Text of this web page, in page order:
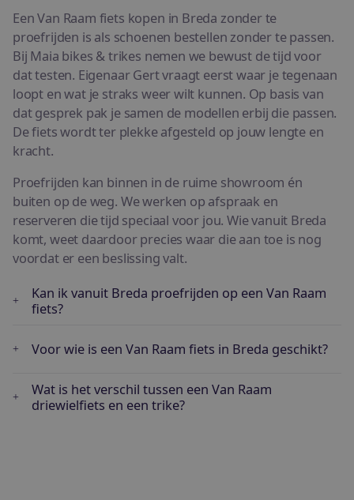
Een Van Raam fiets kopen in Breda zonder te
proefrijden is als schoenen bestellen zonder te passen.
Bij Maia bikes & trikes nemen we bewust de tijd voor
dat testen. Eigenaar Gert vraagt eerst waar je tegenaan
loopt en wat je straks weer wilt kunnen. Op basis van
dat gesprek pak je samen de modellen erbij die passen.
De fiets wordt ter plekke afgesteld op jouw lengte en
kracht.
Proefrijden kan binnen in de ruime showroom én
buiten op de weg. We werken op afspraak en
reserveren die tijd speciaal voor jou. Wie vanuit Breda
komt, weet daardoor precies waar die aan toe is nog
voordat er een beslissing valt.
Kan ik vanuit Breda proefrijden op een Van Raam
fiets?
Voor wie is een Van Raam fiets in Breda geschikt?
Wat is het verschil tussen een Van Raam
driewielfiets en een trike?